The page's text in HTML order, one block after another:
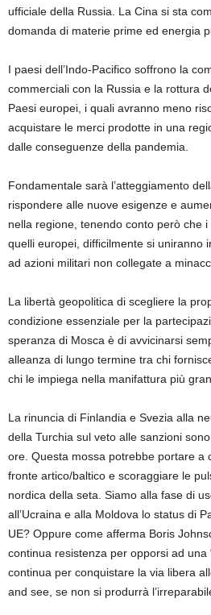
ufficiale della Russia. La Cina si sta
domanda di materie prime ed energia
I paesi dell’Indo-Pacifico soffrono la
commerciali con la Russia e la rottura
Paesi europei, i quali avranno meno
acquistare le merci prodotte in una
dalle conseguenze della pandemia
Fondamentale sarà l’atteggiamento
rispondere alle nuove esigenze e
nella regione, tenendo conto però che
quelli europei, difficilmente si uniranno
ad azioni militari non collegate a
La libertà geopolitica di scegliere la
condizione essenziale per la
speranza di Mosca è di avvicinarsi
alleanza di lungo termine tra chi
chi le impiega nella manifattura più
La rinuncia di Finlandia e Svezia alla
della Turchia sul veto alle sanzioni
ore Questa mossa potrebbe portare a
fronte artico/baltico e scoraggiare le
nordica della seta. Siamo alla fase di
all’Ucraina e alla Moldova lo status di
UE? Oppure come afferma Boris
continua resistenza per opporsi ad una
continua per conquistare la via libera
and see, se non si produrrà